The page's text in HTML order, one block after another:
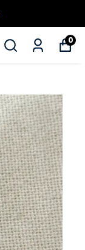
0